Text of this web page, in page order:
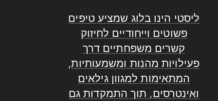
ליסטי הינו בלוג שמציע טיפים
פשוטים וייחודיים לחיזוק
קשרים משפחתיים דרך
פעילויות מהנות ומשמעותיות,
המתאימות למגוון גילאים
ואינטרסים, תוך התמקדות גם